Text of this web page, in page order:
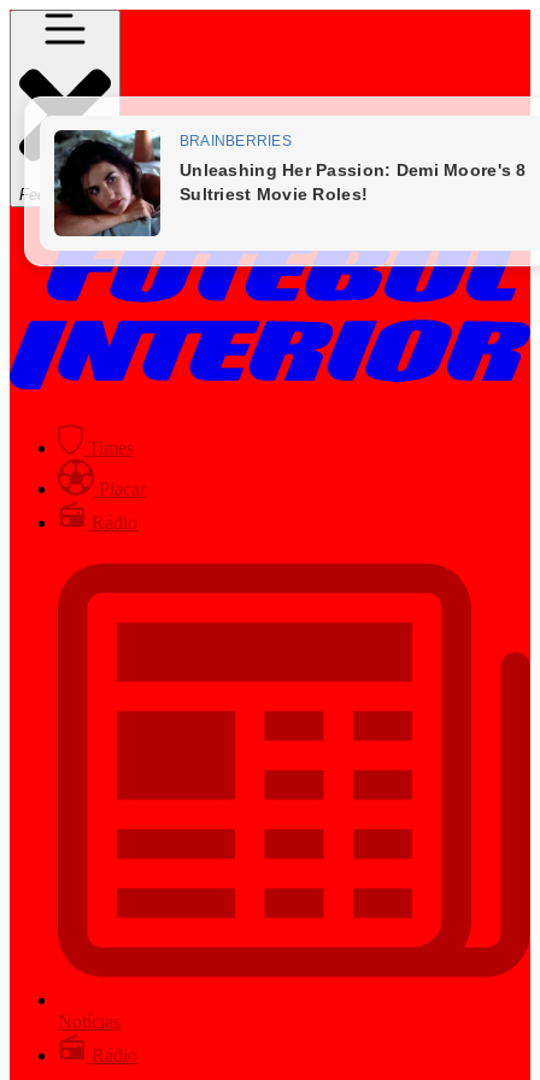
Fechar Menu
Times
Placar
Rádio
Notícias
Rádio